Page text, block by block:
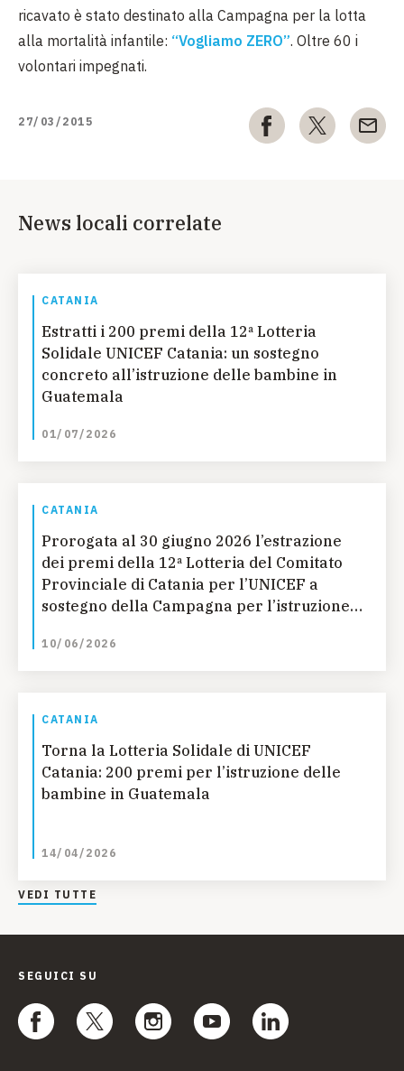
ricavato è stato destinato alla Campagna per la lotta
alla mortalità infantile: “Vogliamo ZERO”. Oltre 60 i
volontari impegnati.
27/03/2015
News locali correlate
CATANIA
Estratti i 200 premi della 12ª Lotteria
Solidale UNICEF Catania: un sostegno
concreto all’istruzione delle bambine in
Guatemala
01/07/2026
CATANIA
Prorogata al 30 giugno 2026 l’estrazione
dei premi della 12ª Lotteria del Comitato
Provinciale di Catania per l’UNICEF a
sostegno della Campagna per l’istruzione
10/06/2026
CATANIA
Torna la Lotteria Solidale di UNICEF
Catania: 200 premi per l’istruzione delle
bambine in Guatemala
14/04/2026
VEDI TUTTE
SEGUICI SU